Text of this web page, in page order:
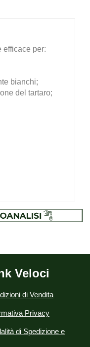
efficace per:
bianchi;
del tartaro;
Veloci
di Vendita
Privacy
di Spedizione e